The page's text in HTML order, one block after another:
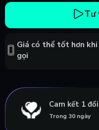
Tư
Giá có thể tốt hơn khi
gọi
Cam kết 1
Trong 30 ngày